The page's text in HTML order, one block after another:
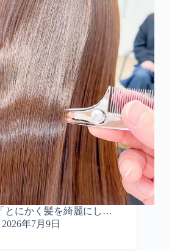
とにかく髪を綺麗にし…
2026年7月9日